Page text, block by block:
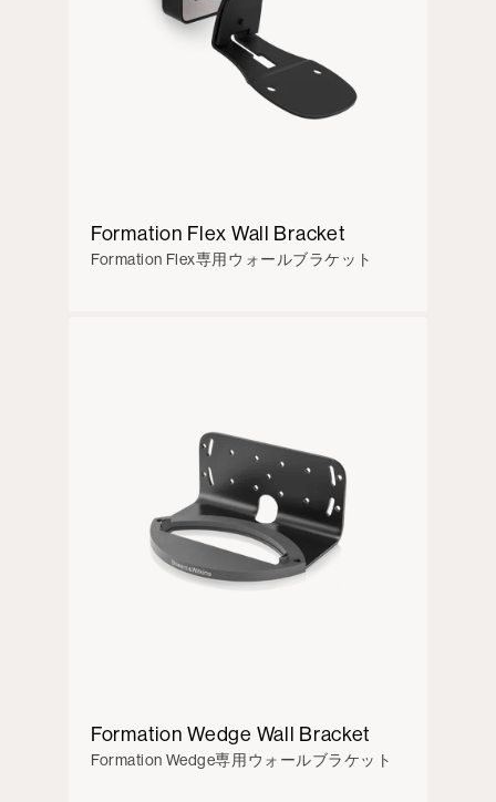
Formation Flex Wall Bracket
Formation Flex専用ウォールブラケット
Formation Wedge Wall Bracket
Formation Wedge専用ウォールブラケット